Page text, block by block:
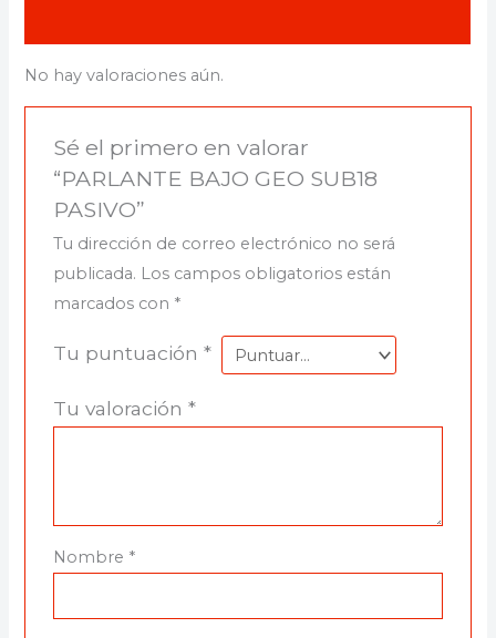
No hay valoraciones aún.
Sé el primero en valorar
“PARLANTE BAJO GEO SUB18
PASIVO”
Tu dirección de correo electrónico no será
publicada. Los campos obligatorios están
marcados con *
Tu puntuación *
Tu valoración *
Nombre *